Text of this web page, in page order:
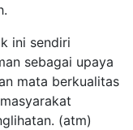
ini sendiri
sebagai upaya
mata berkualitas
(atm)